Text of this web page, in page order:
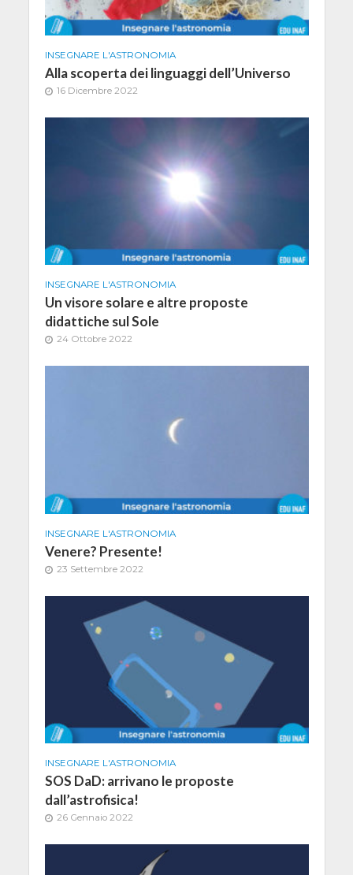
INSEGNARE L'ASTRONOMIA
Alla scoperta dei linguaggi dell’Universo
16 Dicembre 2022
INSEGNARE L'ASTRONOMIA
Un visore solare e altre proposte
didattiche sul Sole
24 Ottobre 2022
INSEGNARE L'ASTRONOMIA
Venere? Presente!
23 Settembre 2022
INSEGNARE L'ASTRONOMIA
SOS DaD: arrivano le proposte
dall’astrofisica!
26 Gennaio 2022